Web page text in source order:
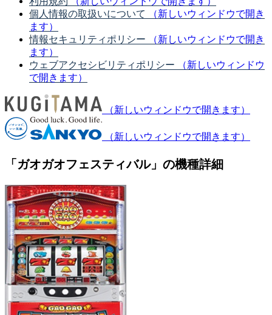
個人情報の取扱いについて
（新しいウィンドウで開き
ます）
情報セキュリティポリシー
（新しいウィンドウで開き
ます）
ウェブアクセシビリティポリシー
（新しいウィンドウ
で開きます）
（新しいウィンドウで開きます）
（新しいウィンドウで開きます）
「ガオガオフェスティバル」の機種詳細